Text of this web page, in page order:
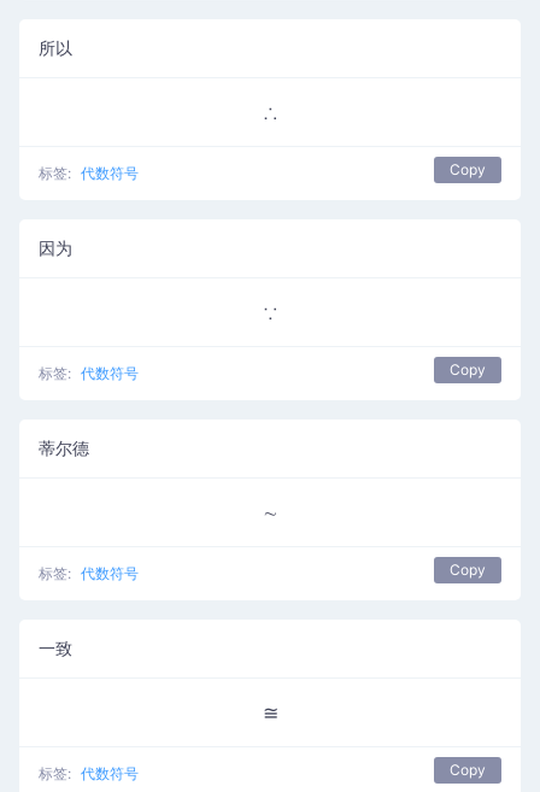
所以
∴
标签: 代数符号 Copy
因为
∵
标签: 代数符号 Copy
蒂尔德
∼
标签: 代数符号 Copy
一致
≅
标签: 代数符号 Copy